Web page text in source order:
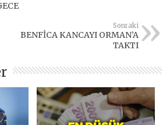
Sonraki
BENFİCA KANCAYI ORMAN’A
TAKTI